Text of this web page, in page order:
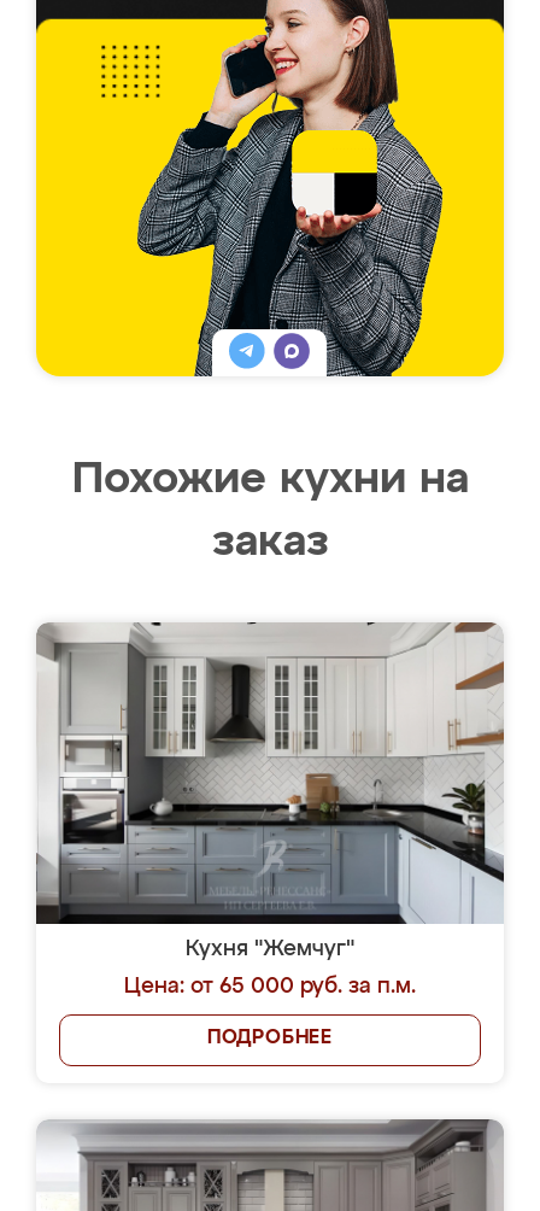
Похожие кухни на
заказ
Кухня "Жемчуг"
Цена: от 65 000 руб. за п.м.
ПОДРОБНЕЕ